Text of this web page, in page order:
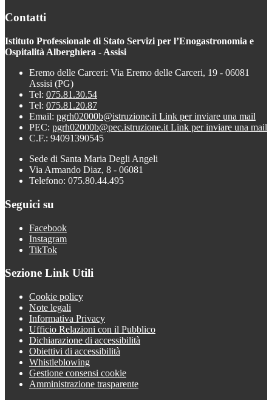
Contatti
Istituto Professionale di Stato Servizi per l’Enogastronomia e
Ospitalità Alberghiera - Assisi
Eremo delle Carceri: Via Eremo delle Carceri, 19 - 06081
Assisi (PG)
Tel: 075.81.30.54
Tel: 075.81.20.87
Email: pgrh02000b@istruzione.it Link per inviare una mail
PEC: pgrh02000b@pec.istruzione.it Link per inviare una mail
C.F.: 94091390545
Sede di Santa Maria Degli Angeli
Via Armando Diaz, 8 - 06081
Telefono: 075.80.44.495
Seguici su
Facebook
Instagram
TikTok
Sezione Link Utili
Cookie policy
Note legali
Informativa Privacy
Ufficio Relazioni con il Pubblico
Dichiarazione di accessibilità
Obiettivi di accessibilità
Whistleblowing
Gestione consensi cookie
Amministrazione trasparente